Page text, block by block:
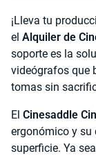
¡Lleva tu
el Alquiler de
soporte es la
videógrafos que
tomas sin
El Cinesaddle
ergonómico y su
superficie. Ya